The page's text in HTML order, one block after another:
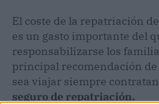
El coste de la repatriación
es un gasto importante del
responsabilizarse los
principal recomendación
sea viajar siempre
seguro de repatriación.